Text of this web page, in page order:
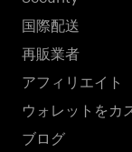
国際配送
再販業者
アフィリエイト
ウォレットをカ
ブログ